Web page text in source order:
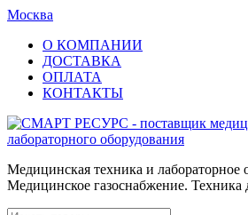
Москва
О КОМПАНИИ
ДОСТАВКА
ОПЛАТА
КОНТАКТЫ
Медицинская техника и лабораторное
Медицинское газоснабжение. Техника